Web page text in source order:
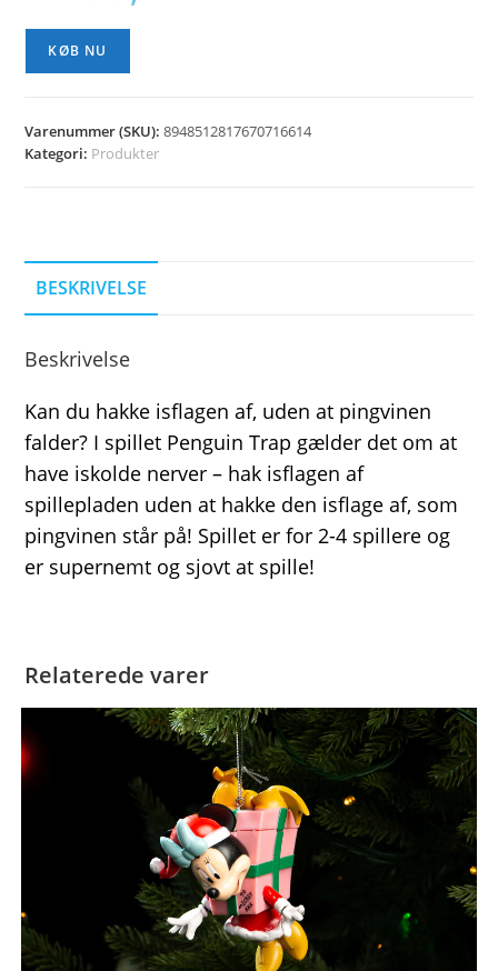
KØB NU
Varenummer (SKU):8948512817670716614
Kategori: Produkter
BESKRIVELSE
Beskrivelse
Kan du hakke isflagen af, uden at pingvinen
falder? I spillet Penguin Trap gælder det om at
have iskolde nerver – hak isflagen af
spillepladen uden at hakke den isflage af, som
pingvinen står på! Spillet er for 2-4 spillere og
er supernemt og sjovt at spille!
Relaterede varer